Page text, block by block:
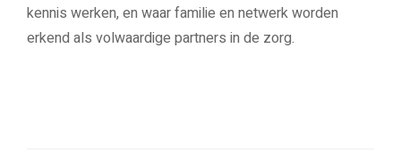
kennis werken, en waar familie en netwerk worden
erkend als volwaardige partners in de zorg.